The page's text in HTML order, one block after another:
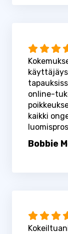
online-
kaikki
Bobbie